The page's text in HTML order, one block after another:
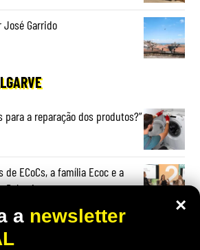
José Garrido
para a reparação dos produtos?”
de ECoCs, a família Ecoc e a
Palmeiro
×
a newsletter